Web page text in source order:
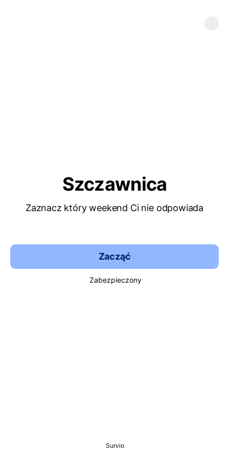
Szczawnica
Zaznacz który weekend Ci nie odpowiada
Zacząć
Zabezpieczony
Survio